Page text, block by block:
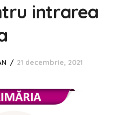
intrarea
21 decembrie, 2021